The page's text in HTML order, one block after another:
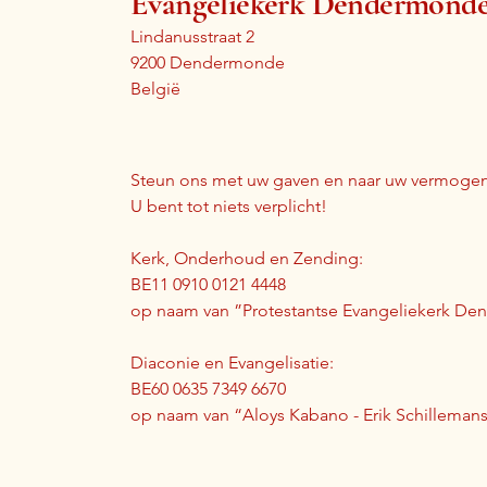
Lindanusstraat 2
9200 Dendermonde
België
Steun ons met uw gaven en naar uw
U bent tot niets verplicht!
Kerk, Onderhoud en Zending:
BE11 0910 0121 4448
op naam van ”Protestantse Evangeliekerk
Diaconie en Evangelisatie:
BE60 0635 7349 6670
op naam van “Aloys Kabano - Erik